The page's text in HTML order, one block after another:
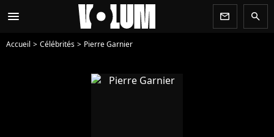
menu newsletter search
Accueil Célébrités Pierre Garnier